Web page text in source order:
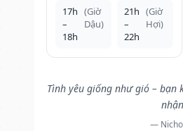
17h
–
18h
(Giờ
Dậu)
21h
–
22h
(Giờ
Hợi)
Tình yêu giống như gió – bạn
—